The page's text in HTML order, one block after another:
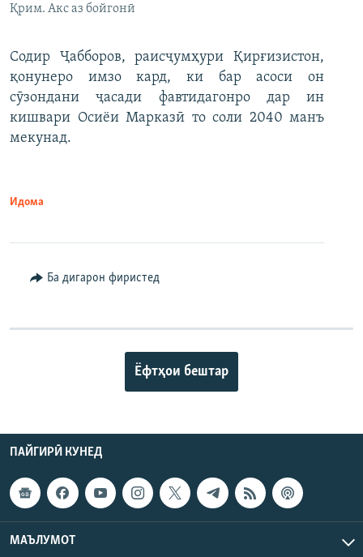
Қрим. Акс аз бойгонӣ
Содир Ҷабборов, раисҷумҳури Қирғизистон,
қонунеро имзо кард, ки бар асоси он
сӯзондани ҷасади фавтидагонро дар ин
кишвари Осиёи Марказӣ то соли 2040 манъ
мекунад.
Идома
Ба дигарон фиристед
Ёфтҳои бештар
ПАЙГИРӢ КУНЕД
МАЪЛУМОТ